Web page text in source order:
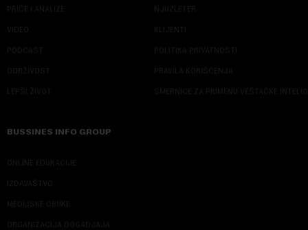
PRIČE I ANALIZE
VIDEO
PODCAST
ODRŽIVOST
LEPŠI ŽIVOT
NJUZLETER
KLIJENTI
POLITIKA PRIVATNOSTI
PRAVILA KORIŠĆENJA
SMERNICE ZA PRIMENU VEŠTAČKE
BUSSINES INFO GROUP
ONLINE EDUKACIJE
IZDAVAŠTVO
MEDIJSKE OBUKE
ORGANIZACIJA DOGADJAJA